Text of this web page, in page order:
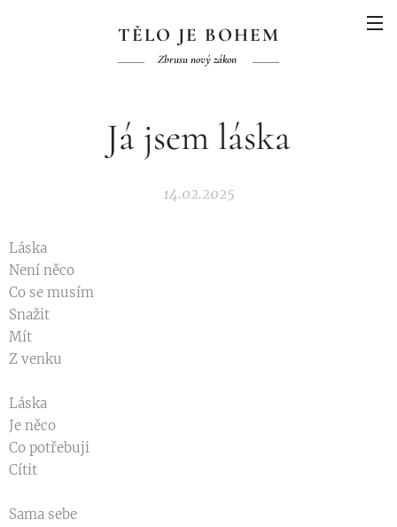
TĚLO JE BOHEM
Zbrusu nový zákon
Já jsem láska
14.02.2025
Láska
Není něco
Co se musím
Snažit
Mít
Z venku
Láska
Je něco
Co potřebuji
Cítit
Sama sebe